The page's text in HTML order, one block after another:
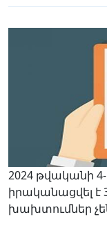
2024 թվականի
իրականացվել է
խախտումներ